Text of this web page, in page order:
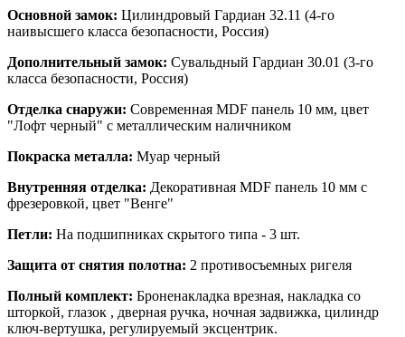
Основной замок: Цилиндровый Гардиан 32.11 (4-го
наивысшего класса безопасности, Россия)
Дополнительный замок: Сувальдный Гардиан 30.01 (3-го
класса безопасности, Россия)
Отделка снаружи: Современная MDF панель 10 мм, цвет
"Лофт черный" с металлическим наличником
Покраска металла: Муар черный
Внутренняя отделка: Декоративная MDF панель 10 мм с
фрезеровкой, цвет "Венге"
Петли: На подшипниках скрытого типа - 3 шт.
Защита от снятия полотна: 2 противосъемных ригеля
Полный комплект: Броненакладка врезная, накладка со
шторкой, глазок , дверная ручка, ночная задвижка, цилиндр
ключ-вертушка, регулируемый эксцентрик.